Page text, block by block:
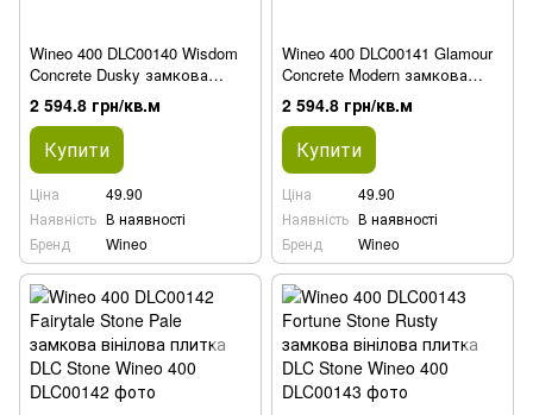
Wineo 400 DLC00140 Wisdom
Concrete Dusky замкова
вінілова плитка DLC Stone
2 594.8 грн/кв.м
Купити
Ціна
49.90
Наявність В наявності
Бренд
Wineo
Wineo 400 DLC00141 Glamour
Concrete Modern замкова
вінілова плитка DLC Stone
2 594.8 грн/кв.м
Купити
Ціна
49.90
Наявність В наявності
Бренд
Wineo